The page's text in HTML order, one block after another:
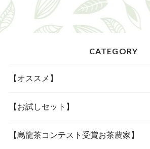
CATEGORY
【オススメ】
「当店人気の四種」
「女性に人気の三種」
【お試しセット】
【烏龍茶コンテスト受賞お茶農家】